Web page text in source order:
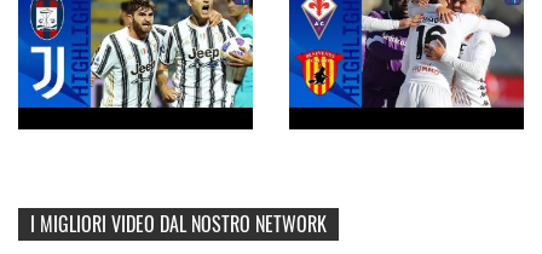
I MIGLIORI VIDEO DAL NOSTRO NETWORK